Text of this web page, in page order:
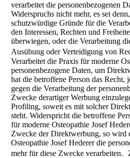
verarbeitet die personenbezogenen
Widerspruchs nicht mehr, es sei
schutzwürdige Gründe für die
den Interessen, Rechten und
überwiegen, oder die Verarbeitung
Ausübung oder Verteidigung von
Verarbeitet die Praxis für moderne
personenbezogene Daten, um
hat die betroffene Person das Recht,
gegen die Verarbeitung der
Zwecke derartiger Werbung
Profiling, soweit es mit solcher
steht. Widerspricht die betroffene
für moderne Osteopathie Josef
Zwecke der Direktwerbung, so wird
Osteopathie Josef Hederer die
mehr für diese Zwecke verarbeiten.